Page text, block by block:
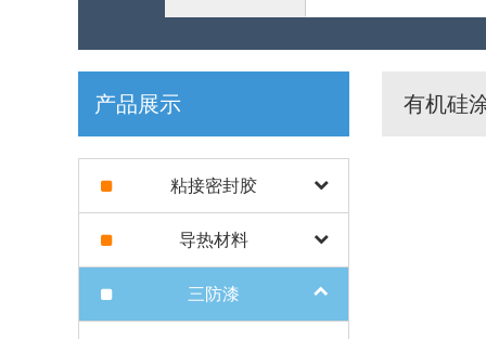
产品展示
粘接密封胶
导热材料
三防漆
有机硅